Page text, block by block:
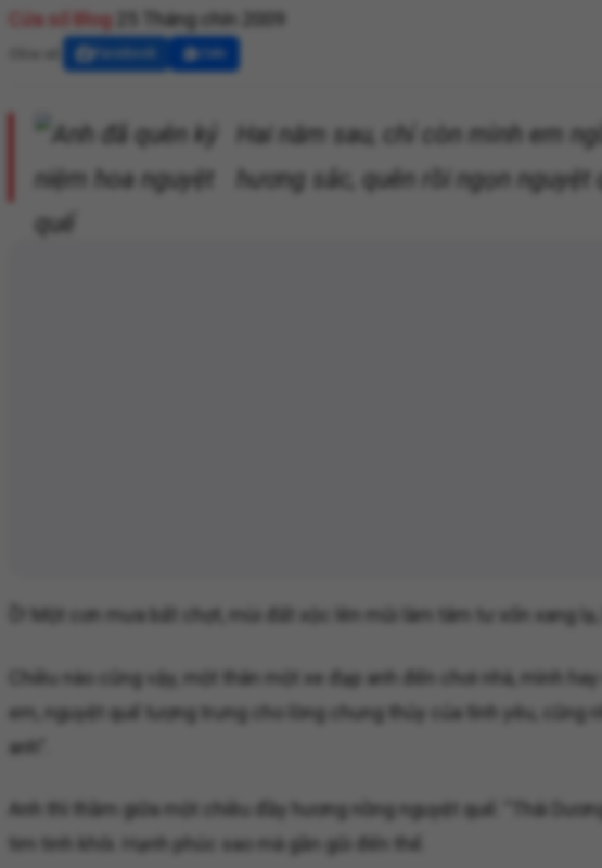
Cửa sổ Blog 25 Tháng chín 2009
Hai năm sau, chỉ còn mình em
hương sắc, quên rồi ngọn nguyệt
Ồ! Một cơn mưa bất chợt, mùi đất xộc lên mũi làm tâm tư xốn xang
Chiều nào cũng vậy, một thân một xe đạp anh đến chơi nhà, mình
em, nguyệt quế tượng trưng cho lòng chung thủy của tình yêu, cũng
anh".
Anh thì thầm giữa một chiều đầy hương nồng nguyệt quế: "Thái
tim tinh khôi. Hạnh phúc sao mà gần gũi đến thế.